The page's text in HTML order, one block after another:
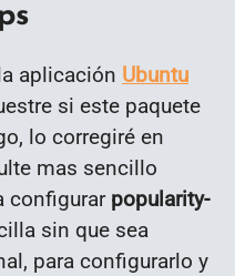
aplicación Ubuntu
si este paquete
lo corregiré en
mas sencillo
configurar popularity-
sin que sea
para configurarlo y